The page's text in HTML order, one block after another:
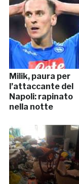
Milik, paura per
l’attaccante del
Napoli: rapinato
nella notte